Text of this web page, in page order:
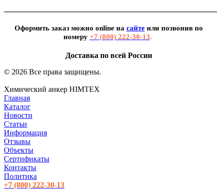
Оформить заказ можно online на сайте или позвонив по
номеру +7 (800) 222-30-13.
Доставка по всей России
© 2026 Все права защищены.
Химический анкер HIMTEX
Главная
Каталог
Новости
Статьи
Информация
Отзывы
Объекты
Сертификаты
Контакты
Политика
+7 (800) 222-30-13